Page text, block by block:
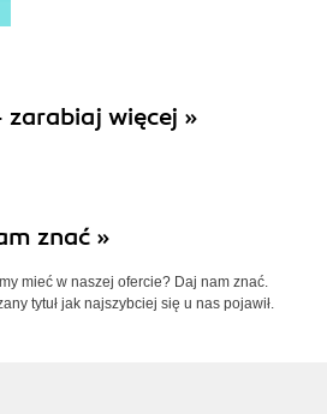
więcej »
znać »
mieć w naszej ofercie? Daj nam znać.
tytuł jak najszybciej się u nas pojawił.